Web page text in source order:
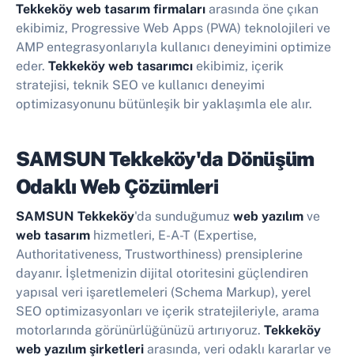
Tekkeköy web tasarım firmaları arasında öne çıkan
ekibimiz, Progressive Web Apps (PWA) teknolojileri ve
AMP entegrasyonlarıyla kullanıcı deneyimini optimize
eder. Tekkeköy web tasarımcı ekibimiz, içerik
stratejisi, teknik SEO ve kullanıcı deneyimi
optimizasyonunu bütünleşik bir yaklaşımla ele alır.
SAMSUN Tekkeköy'da Dönüşüm
Odaklı Web Çözümleri
SAMSUN Tekkeköy'da sunduğumuz web yazılım ve
web tasarım hizmetleri, E-A-T (Expertise,
Authoritativeness, Trustworthiness) prensiplerine
dayanır. İşletmenizin dijital otoritesini güçlendiren
yapısal veri işaretlemeleri (Schema Markup), yerel
SEO optimizasyonları ve içerik stratejileriyle, arama
motorlarında görünürlüğünüzü artırıyoruz. Tekkeköy
web yazılım şirketleri arasında, veri odaklı kararlar ve